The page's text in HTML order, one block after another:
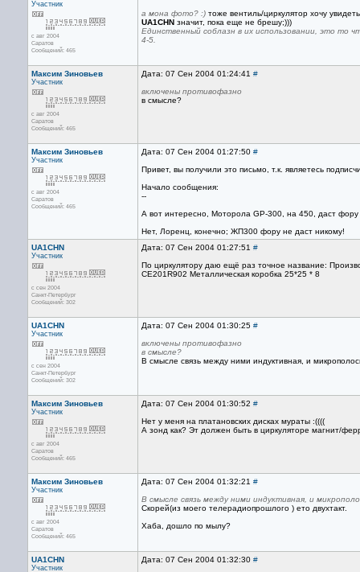
Участник
с авг 2004
Саратов
Сообщений: 465
а мона фото? :) тоже вентиль/циркулятор хочу
UA1CHN значит, пока еще не брешу;)))
Единственный соблазн в их использовании, это то
4-5.
Максим Зиновьев
Участник
с авг 2004
Саратов
Сообщений: 465
Дата: 07 Сен 2004 01:24:41 #
включены противофазно
в смысле?
Максим Зиновьев
Участник
с авг 2004
Саратов
Сообщений: 465
Дата: 07 Сен 2004 01:27:50 #
Привет, вы получили это письмо, т.к. являетесь
Начало сообщения:
--
А вот интересно, Моторола GP-300, на 450, даст
Нет, Лоренц, конечно; ЖП300 фору не даст никому!
UA1CHN
Участник
с сен 2004
Санкт-Петербург
Сообщений: 302
Дата: 07 Сен 2004 01:27:51 #
По циркулятору даю ещё раз точное название:
CE201R902 Металлическая коробка 25*25 * 8
UA1CHN
Участник
с сен 2004
Санкт-Петербург
Сообщений: 302
Дата: 07 Сен 2004 01:30:25 #
включены противофазно
в смысле?
В смысле связь между ними индуктивная, и
Максим Зиновьев
Участник
с авг 2004
Саратов
Сообщений: 465
Дата: 07 Сен 2004 01:30:52 #
Нет у меня на платановских дисках мураты :((((
А зонд как? Эт должен быть в циркуляторе магнит/
Максим Зиновьев
Участник
с авг 2004
Саратов
Сообщений: 465
Дата: 07 Сен 2004 01:32:21 #
В смысле связь между ними индуктивная, и
Скорей(из моего телерадиопрошлого ) ето двухтакт.
Хаба, дошло по мылу?
UA1CHN
Участник
Дата: 07 Сен 2004 01:32:30 #